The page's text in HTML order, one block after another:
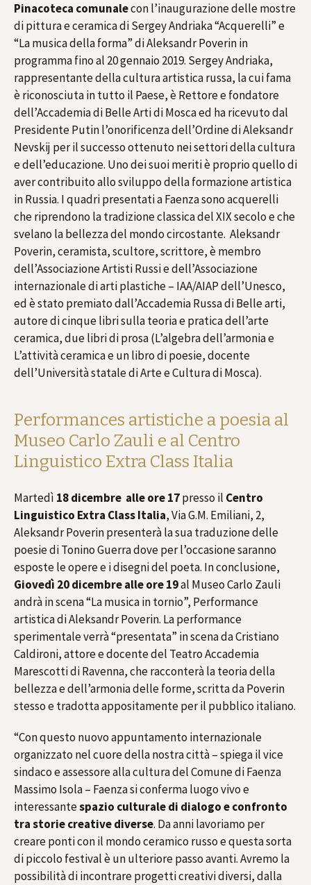
Pinacoteca comunalecon l’inaugurazione delle mostre
di pittura e ceramica di Sergey Andriaka “Acquerelli” e
“La musica della forma” di Aleksandr Poverin in
programma fino al 20 gennaio 2019. Sergey Andriaka,
rappresentante della cultura artistica russa, la cui fama
è riconosciuta in tutto il Paese, è Rettore e fondatore
dell’Accademia di Belle Arti di Mosca ed ha ricevuto dal
Presidente Putin l’onorificenza dell’Ordine di Aleksandr
Nevskij per il successo ottenuto nei settori della cultura
e dell’educazione. Uno dei suoi meriti è proprio quello di
aver contribuito allo sviluppo della formazione artistica
in Russia. I quadri presentati a Faenza sono acquerelli
che riprendono la tradizione classica del XIX secolo e che
svelano la bellezza del mondo circostante. Aleksandr
Poverin, ceramista, scultore, scrittore, è membro
dell’Associazione Artisti Russi e dell’Associazione
internazionale di arti plastiche – IAA/AIAP dell’Unesco,
ed è stato premiato dall’Accademia Russa di Belle arti,
autore di cinque libri sulla teoria e pratica dell’arte
ceramica, due libri di prosa (L’algebra dell’armonia e
L’attività ceramica e un libro di poesie, docente
dell’Università statale di Arte e Cultura di Mosca).
Performances artistiche a poesia al
Museo Carlo Zauli e al Centro
Linguistico Extra Class Italia
Martedì 18 dicembre alle ore 17presso il Centro
Linguistico Extra Class Italia, Via G.M. Emiliani, 2,
Aleksandr Poverin presenterà la sua traduzione delle
poesie di Tonino Guerra dove per l’occasione saranno
esposte le opere e i disegni del poeta. In conclusione,
Giovedì 20 dicembre alle ore 19al Museo Carlo Zauli
andrà in scena “La musica in tornio”, Performance
artistica di Aleksandr Poverin. La performance
sperimentale verrà “presentata” in scena da Cristiano
Caldironi, attore e docente del Teatro Accademia
Marescotti di Ravenna, che racconterà la teoria della
bellezza e dell’armonia delle forme, scritta da Poverin
stesso e tradotta appositamente per il pubblico italiano.
“Con questo nuovo appuntamento internazionale
organizzato nel cuore della nostra città – spiega il vice
sindaco e assessore alla cultura del Comune di Faenza
Massimo Isola – Faenza si conferma luogo vivo e
interessantespazio culturale di dialogo e confronto
tra storie creative diverse. Da anni lavoriamo per
creare ponti con il mondo ceramico russo e questa sorta
di piccolo festival è un ulteriore passo avanti. Avremo la
possibilità di incontrare progetti creativi diversi, dalla